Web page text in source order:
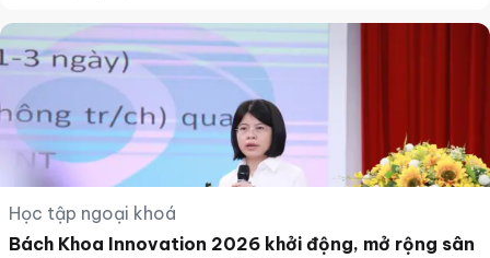
Học tập ngoại khoá
Bách Khoa Innovation 2026 khởi động, mở rộng sân